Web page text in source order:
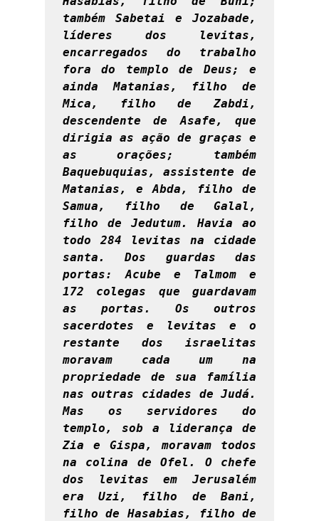
também Sabetai e Jozabade,
líderes dos levitas,
encarregados do trabalho
fora do templo de Deus; e
ainda Matanias, filho de
Mica, filho de Zabdi,
descendente de Asafe, que
dirigia as ação de graças e
as orações; também
Baquebuquias, assistente de
Matanias, e Abda, filho de
Samua, filho de Galal,
filho de Jedutum. Havia ao
todo 284 levitas na cidade
santa. Dos guardas das
portas: Acube e Talmom e
172 colegas que guardavam
as portas. Os outros
sacerdotes e levitas e o
restante dos israelitas
moravam cada um na
propriedade de sua família
nas outras cidades de Judá.
Mas os servidores do
templo, sob a liderança de
Zia e Gispa, moravam todos
na colina de Ofel. O chefe
dos levitas em Jerusalém
era Uzi, filho de Bani,
filho de Hasabias, filho de